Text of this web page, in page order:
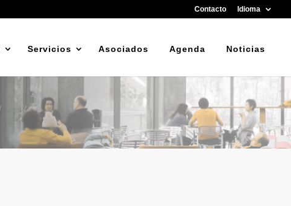
Contacto Idioma
Servicios Asociados Agenda Noticias